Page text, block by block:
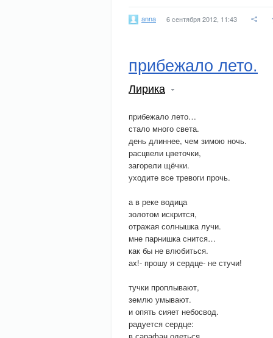
anna 6 сентября 2012, 11:43
прибежало лето.
Лирика
прибежало лето…
стало много света.
день длиннее, чем зимою ночь.
расцвели цветочки,
загорели щёчки.
уходите все тревоги прочь.
а в реке водица
золотом искрится,
отражая солнышка лучи.
мне парнишка снится…
как бы не влюбиться.
ах!- прошу я сердце- не стучи!
тучки проплывают,
землю умывают.
и опять сияет небосвод.
радуется сердце: